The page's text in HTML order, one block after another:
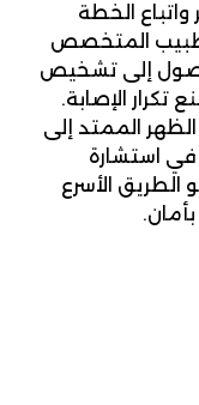
الخطة
المتخصص
إلى تشخيص
الإصابة.
الممتد إلى
في استشارة
الأسرع